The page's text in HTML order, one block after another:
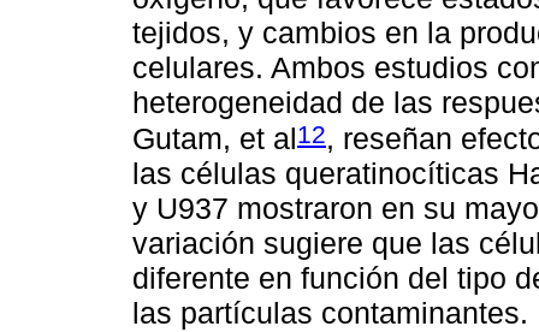
tejidos, y cambios en la
celulares. Ambos estudios
heterogeneidad de las
Gutam, et al12, reseñan
las células queratinocíticas
y U937 mostraron en su
variación sugiere que las
diferente en función del tipo
las partículas contaminantes.